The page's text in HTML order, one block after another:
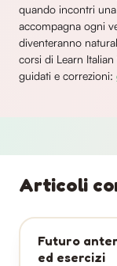
quando incontri
accompagna ogni
diventeranno
corsi di Learn
guidati e correzioni:
Articoli
Futuro
ed esercizi